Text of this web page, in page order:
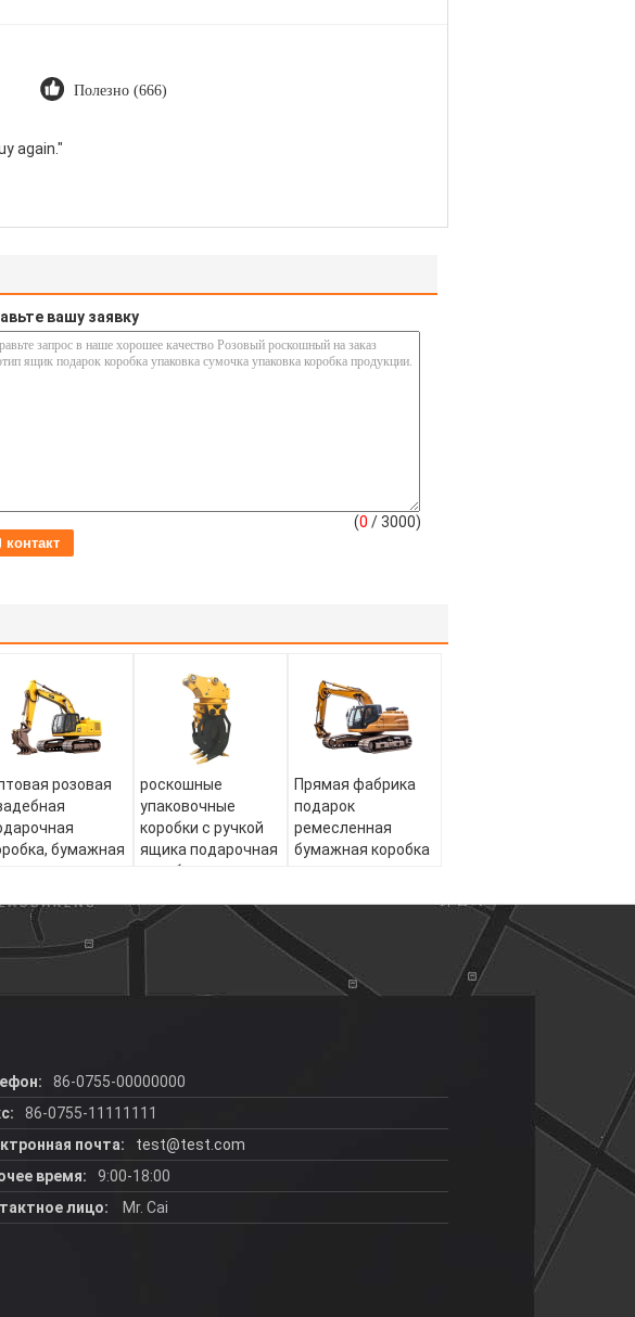
Полезно (666)
again."
вашу заявку
(0 / 3000)
розовая
бумажная
роскошные
упаковочные
коробки с ручкой
ящика подарочная
коробка пакет
бумагой подарка
Прямая фабрика
подарок
ремесленная
бумажная коробка
упаковка коробка
картон
86-0755-00000000
86-0755-11111111
почта:
test@test.com
время:
9:00-18:00
лицо:
Mr. Cai